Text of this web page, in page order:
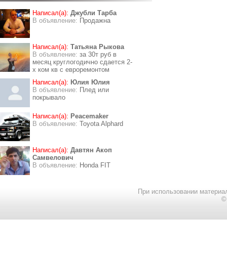
Написал(а): Джубли Тарба
В объявление: Продажна
Написал(а): Татьяна Рыкова
В объявление: за 30т руб в
месяц круглогодично сдается 2-
х ком кв с евроремонтом
Написал(а): Юлия Юлия
В объявление: Плед или
покрывало
Написал(а): Peacemaker
В объявление: Toyota Alphard
Написал(а): Давтян Акоп
Самвелович
В объявление: Honda FIT
При использовании